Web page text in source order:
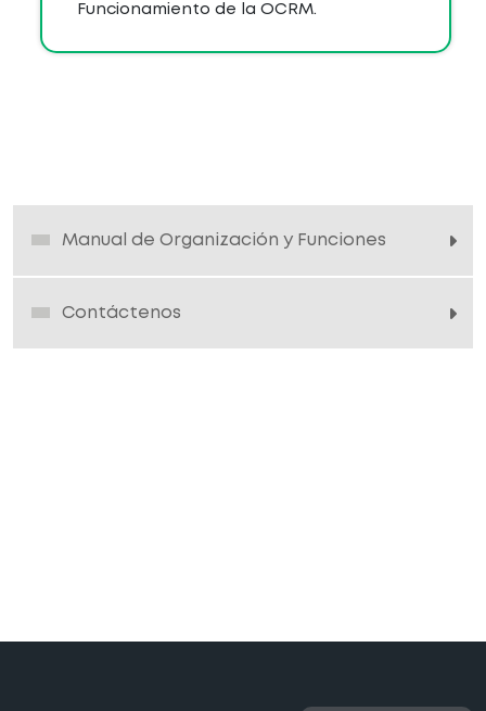
Funcionamiento de la OCRM.
Manual de Organización y Funciones
Contáctenos